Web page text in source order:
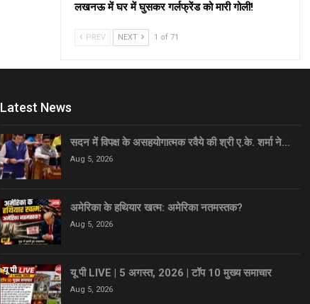
लखनऊ में घर में घुसकर गर्लफ्रेंड को मारी गोली!
PREV NEXT 1 of 71
Latest News
सदन में विपक्ष के असहयोगात्मक रवैये की श्री ए.के. शर्मा ने…
Aug 5, 2026
अमेरिका के हथियार खत्म: अमेरिका नतमस्तक?
Aug 5, 2026
यू पी LIVE | 5 अगस्त, 2026 | टॉप 10 मुख्य समाचार
Aug 5, 2026